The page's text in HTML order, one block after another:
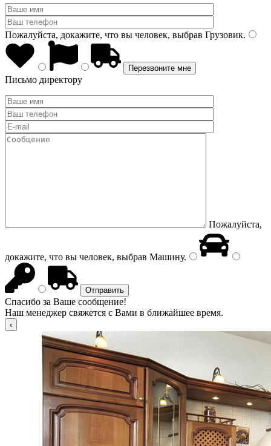
Пожалуйста, докажите, что вы человек, выбрав Грузовик.
Письмо директору
Пожалуйста,
докажите, что вы человек, выбрав Машину.
Спасибо за Ваше сообщение!
Наш менеджер свяжется с Вами в ближайшее время.